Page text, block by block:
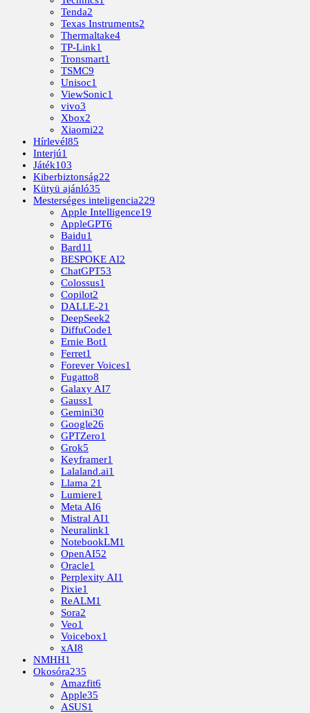
Tenda2
Texas Instruments2
Thermaltake4
TP-Link1
Tronsmart1
TSMC9
Unisoc1
ViewSonic1
vivo3
Xbox2
Xiaomi22
Hírlevél85
Interjú1
Játék103
Kiberbiztonság22
Kütyü ajánló35
Mesterséges inteligencia229
Apple Intelligence19
AppleGPT6
Baidu1
Bard11
BESPOKE AI2
ChatGPT53
Colossus1
Copilot2
DALLE-21
DeepSeek2
DiffuCode1
Ernie Bot1
Ferret1
Forever Voices1
Fugatto8
Galaxy AI7
Gauss1
Gemini30
Google26
GPTZero1
Grok5
Keyframer1
Lalaland.ai1
Llama 21
Lumiere1
Meta AI6
Mistral AI1
Neuralink1
NotebookLM1
OpenAI52
Oracle1
Perplexity AI1
Pixie1
ReALM1
Sora2
Veo1
Voicebox1
xAI8
NMHH1
Okosóra235
Amazfit6
Apple35
ASUS1